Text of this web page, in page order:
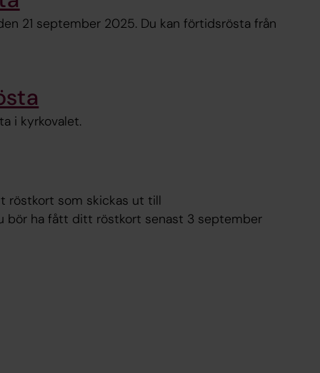
21 september 2025. Du kan förtidsrösta från
i kyrkovalet.
röstkort som skickas ut till
bör ha fått ditt röstkort senast 3 september